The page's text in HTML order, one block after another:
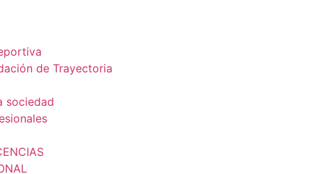
de Trayectoria
sociedad